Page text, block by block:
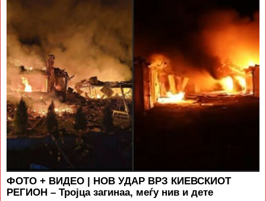
ФОТО + ВИДЕО | НОВ УДАР ВРЗ КИЕВСКИОТ
РЕГИОН – Тројца загинаа, меѓу нив и дете